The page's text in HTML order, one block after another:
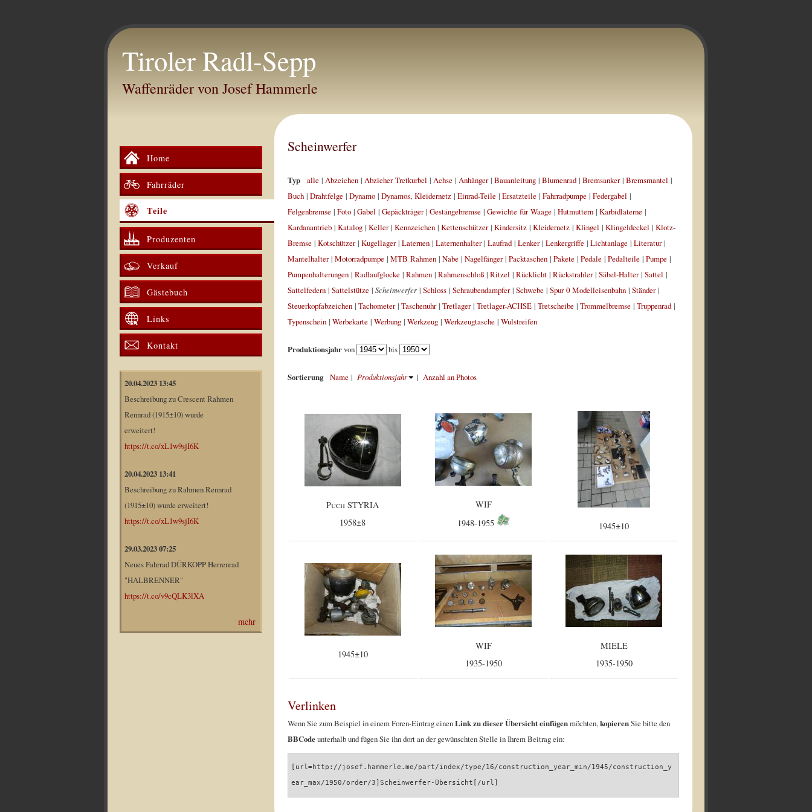
Tiroler Radl-Sepp
Waffenräder von Josef Hammerle
Home
Fahrräder
Teile
Produzenten
Verkauf
Gästebuch
Links
Kontakt
20.04.2023 13:45
Beschreibung zu Crescent Rahmen
Rennrad (1915±10) wurde
erweitert!
https://t.co/xL1w9sjI6K
20.04.2023 13:41
Beschreibung zu Rahmen Rennrad
(1915±10) wurde erweitert!
https://t.co/xL1w9sjI6K
29.03.2023 07:25
Neues Fahrrad DÜRKOPP Herrenrad
"HALBRENNER"
https://t.co/v9cQLK3lXA
mehr
Scheinwerfer
Typ alle| Abzeichen| Abzieher Tretkurbel | Achse| Anhänger| Bauanleitung| Blumenrad| Bremsanker| Bremsmantel |
Buch| Drahtfelge| Dynamo| Dynamos, Kleidernetz| Einrad-Teile| Ersatzteile| Fahrradpumpe| Federgabel |
Felgenbremse| Foto| Gabel | Gepäckträger| Gestängebremse| Gewichte für Waage| Hutmuttern| Karbidlaterne|
Kardanantrieb| Katalog| Keller| Kennzeichen| Kettenschützer| Kindersitz| Kleidernetz| Klingel | Klingeldeckel | Klotz-
Bremse| Kotschützer| Kugellager| Laternen| Laternenhalter| Laufrad| Lenker| Lenkergriffe| Lichtanlage| Literatur|
Mantelhalter| Motorradpumpe| MTB Rahmen| Nabe| Nagelfänger| Packtaschen| Pakete| Pedale| Pedalteile| Pumpe|
Pumpenhalterungen| Radlaufglocke| Rahmen| Rahmenschloß| Ritzel | Rücklicht| Rückstrahler| Säbel-Halter| Sattel |
Sattelfedern| Sattelstütze| Scheinwerfer| Schloss| Schraubendampfer| Schwebe| Spur 0 Modelleisenbahn| Ständer|
Steuerkopfabzeichen| Tachometer| Taschenuhr| Tretlager| Tretlager-ACHSE| Tretscheibe| Trommelbremse| Truppenrad|
Typenschein| Werbekarte| Werbung| Werkzeug| Werkzeugtasche| Wulstreifen
Produktionsjahrvon bis
Sortierung Name| Produktionsjahr | Anzahl an Photos
Puch STYRIA
1958±8
WIF
1948-1955
1945±10
1945±10
WIF
1935-1950
MIELE
1935-1950
Verlinken
Wenn Sie zum Beispiel in einem Foren-Eintrag einenLink zu dieser Übersicht einfügenmöchten,kopierenSie bitte den
BBCodeunterhalb und fügen Sie ihn dort an der gewünschten Stelle in Ihrem Beitrag ein:
[url=http://josef.hammerle.me/part/index/type/16/construction_year_min/1945/construction_y
ear_max/1950/order/3]Scheinwerfer-Übersicht[/url]